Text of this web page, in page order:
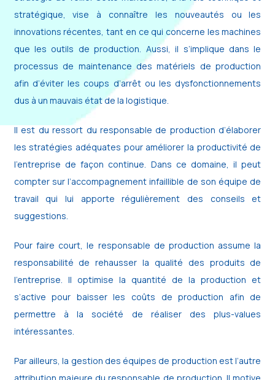
stratégique, vise à connaître les nouveautés ou les
innovations récentes, tant en ce qui concerne les machines
que les outils de production. Aussi, il s’implique dans le
processus de maintenance des matériels de production
afin d’éviter les coups d’arrêt ou les dysfonctionnements
dus à un mauvais état de la logistique.
Il est du ressort du responsable de production d’élaborer
les stratégies adéquates pour améliorer la productivité de
l’entreprise de façon continue. Dans ce domaine, il peut
compter sur l’accompagnement infaillible de son équipe de
travail qui lui apporte régulièrement des conseils et
suggestions.
Pour faire court, le responsable de production assume la
responsabilité de rehausser la qualité des produits de
l’entreprise. Il optimise la quantité de la production et
s’active pour baisser les coûts de production afin de
permettre à la société de réaliser des plus-values
intéressantes.
Par ailleurs, la gestion des équipes de production est l’autre
attribution majeure du responsable de production. Il motive